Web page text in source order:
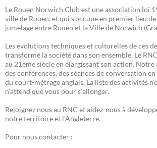
Le Rouen Norwich Club est une association loi
ville de Rouen, et qui s’occupe en premier lieu
jumelage entre Rouen et la Ville de Norwich
Les évolutions techniques et culturelles de ces
transformé la société dans son ensemble. Le
au 21ème siècle en élargissant son action.
des conférences, des séances de conversation
du court-métrage anglais. La liste des activités
n’attend que vous pour s’allonger.
Rejoignez nous au RNC et aidez-nous à
notre territoire et l’Angleterre.
Pour nous contacter :